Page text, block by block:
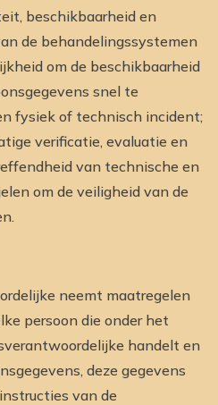
beschikbaarheid en
de behandelingssystemen
om de beschikbaarheid
snel te
fysiek of technisch incident;
verificatie, evaluatie en
van technische en
om de veiligheid van de
neemt maatregelen
persoon die onder het
handelt en
deze gegevens
van de